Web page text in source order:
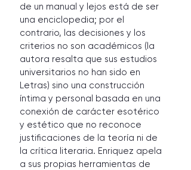
de un manual y lejos está de ser
una enciclopedia; por el
contrario, las decisiones y los
criterios no son académicos (la
autora resalta que sus estudios
universitarios no han sido en
Letras) sino una construcción
íntima y personal basada en una
conexión de carácter esotérico
y estético que no reconoce
justificaciones de la teoría ni de
la crítica literaria. Enriquez apela
a sus propias herramientas de